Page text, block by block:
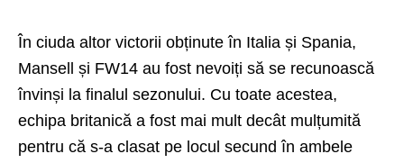
În ciuda altor victorii obținute în Italia și Spania,
Mansell și FW14 au fost nevoiți să se recunoască
învinși la finalul sezonului. Cu toate acestea,
echipa britanică a fost mai mult decât mulțumită
pentru că s-a clasat pe locul secund în ambele